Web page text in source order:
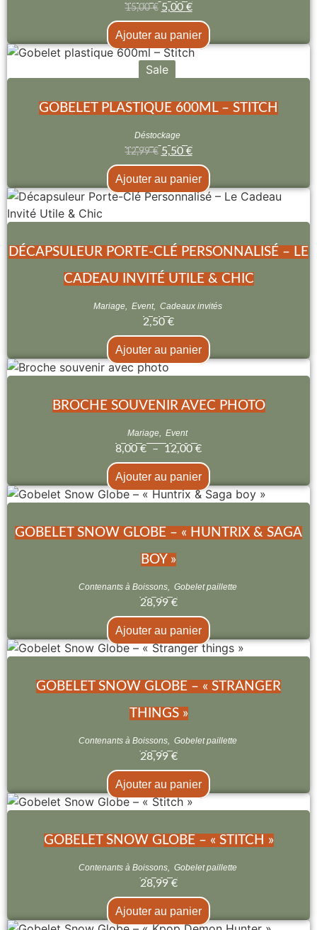
15,00€ 5,00 €
Ajouter au panier
Sale
GOBELET PLASTIQUE 600ML – STITCH
Déstockage
12,99€ 5,50 €
Ajouter au panier
DÉCAPSULEUR PORTE-CLÉ PERSONNALISÉ – LE
CADEAU INVITÉ UTILE & CHIC
Mariage, Event, Cadeaux invités
2,50 €
Ajouter au panier
BROCHE SOUVENIR AVEC PHOTO
Mariage, Event
8,00 € – 12,00 €
Ajouter au panier
GOBELET SNOW GLOBE – « HUNTRIX & SAGA
BOY »
Contenants à Boissons, Gobelet paillette
28,99 €
Ajouter au panier
GOBELET SNOW GLOBE – « STRANGER
THINGS »
Contenants à Boissons, Gobelet paillette
28,99 €
Ajouter au panier
GOBELET SNOW GLOBE – « STITCH »
Contenants à Boissons, Gobelet paillette
28,99 €
Ajouter au panier